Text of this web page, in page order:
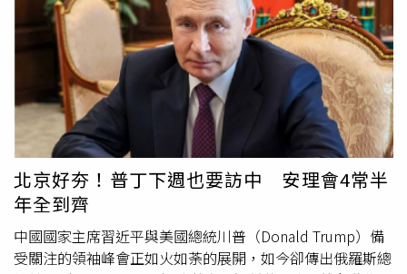
Vucic）也預計將於5月24日至28日訪問中國。若此次訪朝行
成真，將是習近平第2次訪問北韓，據悉他上一次造訪是在
2019年。而金正恩則是在去年9月剛訪問北京，當時他與習
近平及普丁共同出席了中國的93閱兵
活動。對此，南韓總統
辦公室發表聲明稱，正「密切關注相關動向」，並期望中國
能在朝鮮半島相關議題上「發揮建設性作用」。作為北韓最
主要的經濟與政治夥伴，中國一直努力與平壤恢復自新冠疫
情後鬧僵的雙邊關係。近幾個月，中國已恢復直飛平壤的航
班以及客運列車服務。不過，北韓疫情後的重新開放政策仍
具選擇性，至今僅開放俄羅斯旅客。在平壤於2020年關閉
邊境前，中國公民一直是北韓最大外國旅客來源。在20日習
普會後發布的聯合聲明中，中俄雙方重申反對針對平壤的外
北京好夯！普丁下週也要訪中 安理會4常半
年全到齊
中國國家主席習近平與美國總統川普（Donald Trump）備
受關注的領袖峰會正如火如荼的展開，如今卻傳出俄羅斯總